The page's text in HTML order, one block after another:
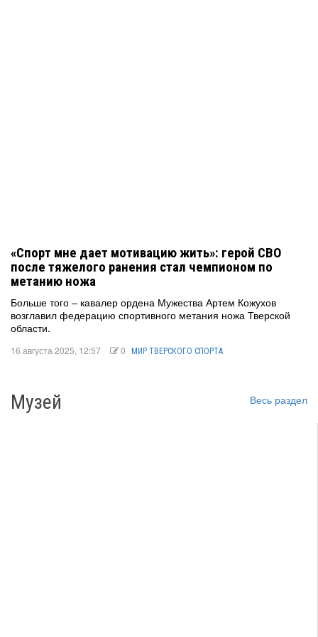
«Спорт мне дает мотивацию жить»: герой СВО
после тяжелого ранения стал чемпионом по
метанию ножа
Больше того – кавалер ордена Мужества Артем Кожухов
возглавил федерацию спортивного метания ножа Тверской
области.
16 августа 2025, 12:57 0 МИР ТВЕРСКОГО СПОРТА
Музей Весь раздел